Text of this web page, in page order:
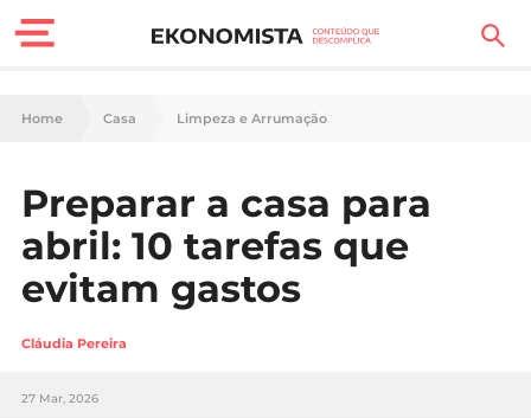
Finanças Pessoais
Carreira
Casa
Lifestyle
Sociedade
Home Casa Limpeza e Arrumação
Preparar a casa para
abril: 10 tarefas que
evitam gastos
Cláudia Pereira
27 Mar, 2026